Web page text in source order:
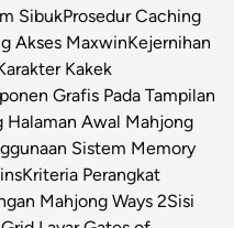
SibukProsedur Caching
Akses MaxwinKejernihan
Kakek
Grafis Pada Tampilan
Halaman Awal Mahjong
Sistem Memory
Kriteria Perangkat
Mahjong Ways 2Sisi